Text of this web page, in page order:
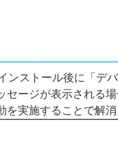
ンストール後に「デ
セージが表示される
を実施することで解